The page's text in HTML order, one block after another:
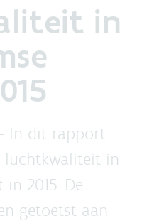
in
In dit rapport
luchtkwaliteit in
in 2015. De
getoetst aan